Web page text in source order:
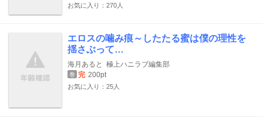
お気に入り：270人
エロスの噛み痕～したたる蜜は僕の理性を
揺さぶって…
海月あると 極上ハニラブ編集部
巻 完 200pt
お気に入り：25人